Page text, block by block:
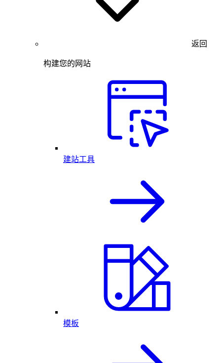
返回
构建您的网站
建站工具
模板